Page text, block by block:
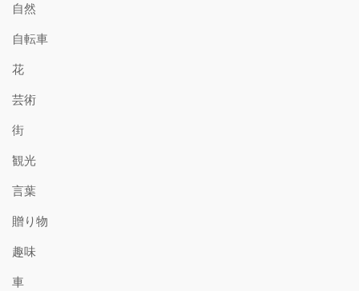
自然
自転車
花
芸術
街
観光
言葉
贈り物
趣味
車